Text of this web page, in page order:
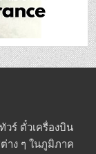
วร์ ตั๋วเครื่องบิน
าง ๆ ในภูมิภาค